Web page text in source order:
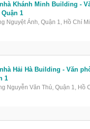
Khánh Minh Building -
1
Nguyệt Ánh, Quận 1, Hồ Chí
Hải Hà Building - Văn
1
Nguyễn Văn Thủ, Quận 1, Hồ